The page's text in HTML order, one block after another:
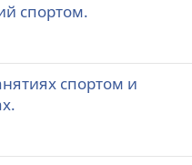
спортом.
спортом и